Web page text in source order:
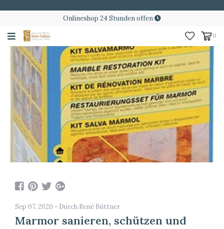
Onlineshop 24 Stunden offen
0
Sep 07, 2020 - Durch René Büttner
Marmor sanieren, schützen und